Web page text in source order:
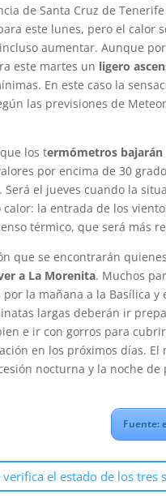
de Santa Cruz de
este lunes, pero el calor
aumentar. Aunque
este martes un ligero
En este caso la
las previsiones de
los termómetros bajarán
por encima de 30
Será el jueves cuando la
la entrada de los
térmico, que será más
que se encontrarán
a La Morenita. Muchos
por la mañana a la Basílica
largas deberán ir
e ir con gorros para
en los próximos días.
nocturna y la noche
Fuente:
verifica el estado de los tres